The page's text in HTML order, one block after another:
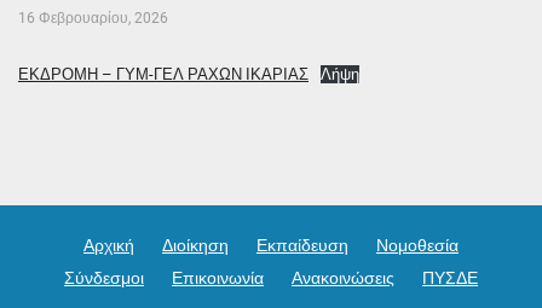
16 Φεβρουαρίου, 2026
ΕΚΔΡΟΜΗ – ΓΥΜ-ΓΕΛ ΡΑΧΩΝ ΙΚΑΡΙΑΣ Λήψη
Αρχική Διοίκηση Εκπαίδευση
Νομοθεσία
Σύνδεσμοι
Επικοινωνία Ανακοινώσεις ΠΥΣΔΕ